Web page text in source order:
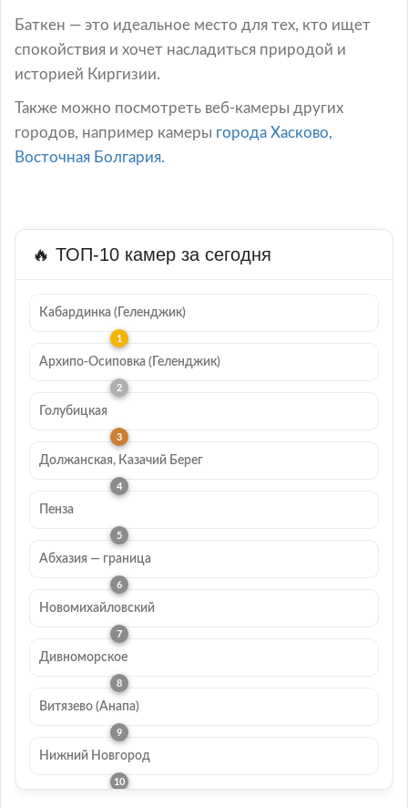
Баткен — это идеальное место для тех, кто ищет
спокойствия и хочет насладиться природой и
историей Киргизии.
Также можно посмотреть веб-камеры других
городов, например камеры города Хасково,
Восточная Болгария.
🔥 ТОП-10 камер за сегодня
Кабардинка (Геленджик)
Архипо-Осиповка (Геленджик)
Голубицкая
Должанская, Казачий Берег
Пенза
Абхазия — граница
Новомихайловский
Дивноморское
Витязево (Анапа)
Нижний Новгород